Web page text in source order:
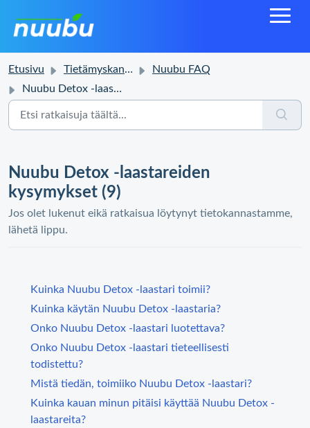
Etusivu Tietämyskanta
Nuubu FAQ
Nuubu Detox -laastareiden kysymykset
Nuubu Detox -laastareiden
kysymykset (9)
Jos olet lukenut eikä ratkaisua löytynyt tietokannastamme,
lähetä lippu.
Kuinka Nuubu Detox -laastari toimii?
Kuinka käytän Nuubu Detox -laastaria?
Onko Nuubu Detox -laastari luotettava?
Onko Nuubu Detox -laastari tieteellisesti
todistettu?
Mistä tiedän, toimiiko Nuubu Detox -laastari?
Kuinka kauan minun pitäisi käyttää Nuubu Detox -
laastareita?